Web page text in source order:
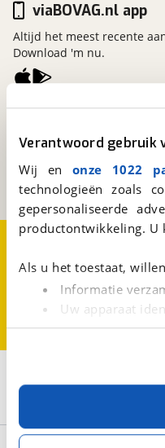
Verantwoord gebruik
Wij en onze 1022
technologieën zoals
gepersonaliseerde
productontwikkeling. U
Als u het toestaat,
Informatie
Uw apparaat
Lees meer over hoe
Met cookies en
cookies zorgen
verbeteren. We tonen
Kosterijland15
3981 AJ Bunnik
Een initiatief van
BOVAG
viaBOVAG.nl app
Altijd het meest recente
Download 'm nu.
Over viaBOVAG.nl